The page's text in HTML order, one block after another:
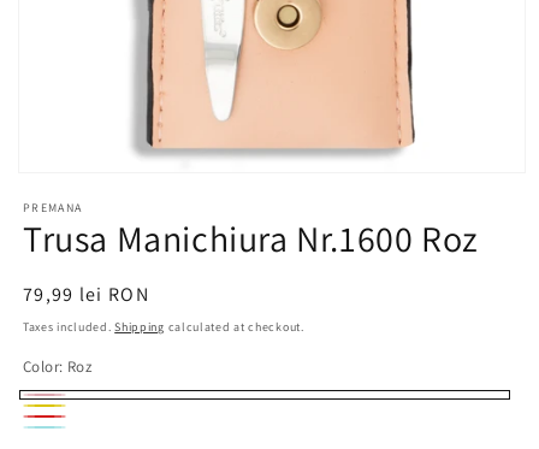
1
in
modal
PREMANA
Trusa Manichiura Nr.1600 Roz
Regular
price
79,99 lei RON
Taxes included.Shipping calculated at checkout.
Color: Roz
Roz
Galben
Rosu